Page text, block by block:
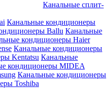
Канальные сплит-
Канальные кондиционеры
Ballu Канальные
кондиционеры Haier
Канальные кондиционеры
Kentatsu Канальные
кондиционеры MIDEA
Канальные кондиционеры
Toshiba